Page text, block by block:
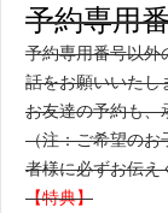
予約専用
予約専用番号以外
話をお願いいたし
お友達の予約も、
（注：ご希望のお
者様に必ずお伝え
【特典】